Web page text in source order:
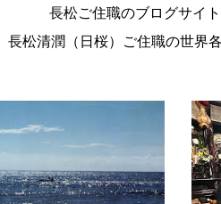
長松ご住職のブログサイト
松清潤（日桜）ご住職の世界